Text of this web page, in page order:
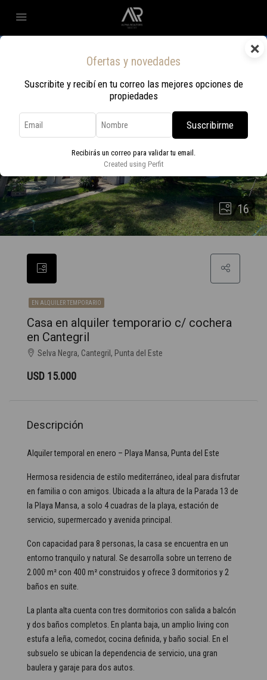
×
Ofertas y novedades
Suscribite y recibí en tu correo las mejores opciones de
propiedades
Suscribirme
Recibirás un correo para validar tu email.
Created using Perfit
16
EN ALQUILER TEMPORARIO
Casa en alquiler temporario c/ cochera
en Cantegril
Selva Negra, Cantegril, Punta del Este
USD 15.000
Descripción
Alquiler temporal en enero – Playa Mansa, Punta del Este
Hermosa residencia de estilo mediterráneo, ideal para disfrutar
en familia o con amigos. Ubicada a la altura de la Parada 13 de
la Playa Mansa, a solo 4 cuadras de la playa, estación de
servicio, supermercado y avenida principal.
Con capacidad para 8 personas, la casa se encuentra en un
entorno tranquilo y natural. Se desarrolla sobre un terreno de
2.000 m² con 400 m² construidos y ofrece 3 dormitorios y 2
baños en suite.
La planta alta cuenta con tres dormitorios con salida a balcón
y dos baños completos. En planta baja, un amplio living con
estufa a leña, comedor, cocina definida, y baño social. En el
subsuelo se ubican la dependencia de servicio, una gran
baulera y garaje para dos autos.